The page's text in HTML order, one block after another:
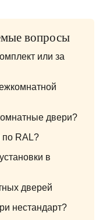
вопросы
или за
двери?
по RAL?
в
дверей
нестандарт?